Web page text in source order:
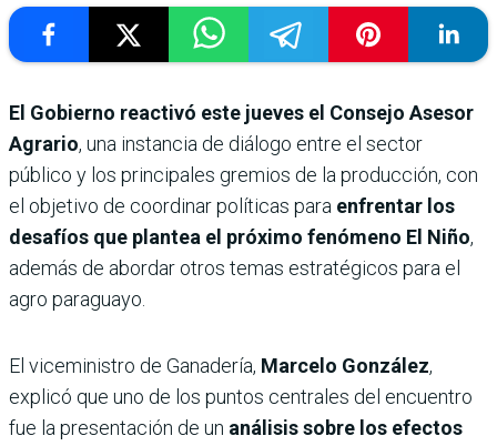
El Gobierno reactivó este jueves el Consejo Asesor
Agrario, una instancia de diálogo entre el sector
público y los principales gremios de la producción, con
el objetivo de coordinar políticas para enfrentar los
desafíos que plantea el próximo fenómeno El Niño,
además de abordar otros temas estratégicos para el
agro paraguayo.
El viceministro de Ganadería, Marcelo González,
explicó que uno de los puntos centrales del encuentro
fue la presentación de un análisis sobre los efectos